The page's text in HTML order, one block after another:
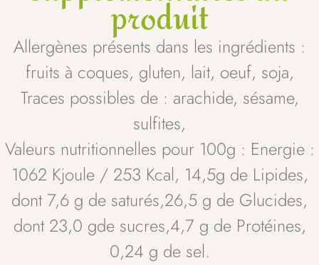
produit
Allergènes présents dans les ingrédients :
fruits à coques, gluten, lait, oeuf, soja,
Traces possibles de : arachide, sésame,
sulfites,
Valeurs nutritionnelles pour 100g : Energie :
1062 Kjoule / 253 Kcal, 14,5g de Lipides,
dont 7,6 g de saturés,26,5 g de Glucides,
dont 23,0 gde sucres,4,7 g de Protéines,
0,24 g de sel.